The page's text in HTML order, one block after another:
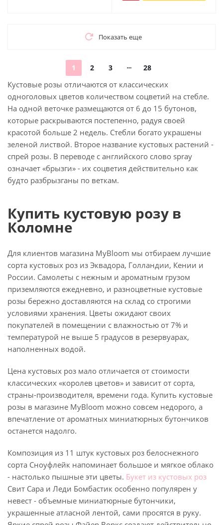
Показать еще
1 2 3 28
Кустовые розы отличаются от классических
одноголовых цветов количеством соцветий на стебле.
На одной веточке размещаются от 6 до 15 бутонов,
которые раскрываются постепенно, радуя своей
красотой больше 2 недель. Стебли богато украшены
зеленой листвой. Второе название кустовых растений -
спрей розы. В переводе с английского слово spray
означает «брызги» - их соцветия действительно как
будто разбрызганы по веткам.
Купить кустовую розу в
Коломне
Для клиентов магазина MyBloom мы отбираем лучшие
сорта кустовых роз из Эквадора, Голландии, Кении и
России. Самолеты с нежным и ароматным грузом
приземляются ежедневно, и разноцветные кустовые
розы бережно доставляются на склад со строгими
условиями хранения. Цветы ожидают своих
покупателей в помещении с влажностью от 7% и
температурой не выше 5 градусов в резервуарах,
наполненных водой.
Цена кустовых роз мало отличается от стоимости
классических «королев цветов» и зависит от сорта,
страны-производителя, времени года. Купить кустовые
розы в магазине MyBloom можно совсем недорого, а
впечатление от ароматных миниатюрных бутончиков
останется надолго.
Композиция из 11 штук кустовых роз белоснежного
сорта Сноуфлейк напоминает большое и мягкое облако
- настолько пышные эти цветы. Букет из кустовых роз
Свит Сара и Леди Бомбастик особенно популярен у
невест - объемные миниатюрные бутончики,
украшенные атласной лентой, сами просятся в руку.